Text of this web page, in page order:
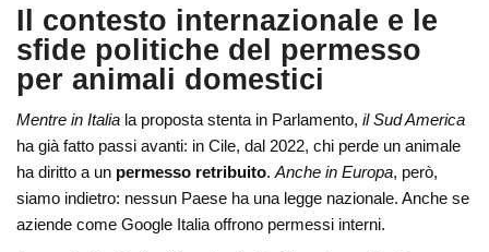
Il contesto internazionale e le
sfide politiche del permesso
per animali domestici
Mentre in Italia la proposta stenta in Parlamento,il Sud America
ha già fatto passi avanti: in Cile, dal 2022, chi perde un animale
ha diritto a un permesso retribuito.Anche in Europa, però,
siamo indietro: nessun Paese ha una legge nazionale. Anche se
aziende come Google Italia offrono permessi interni.